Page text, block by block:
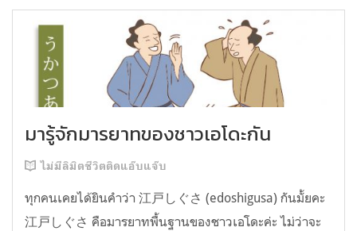
มารู้จักมารยาทของชาวเอโดะกัน
ไม่มีลิมิตชีวิตติดแอ๊บแจ๊บ
ทุกคนเคยได้ยินคำว่า 江戸しぐさ (edoshigusa) กันมั้ยคะ
江戸しぐさ คือมารยาทพื้นฐานของชาวเอโดะค่ะ ไม่ว่าจะ